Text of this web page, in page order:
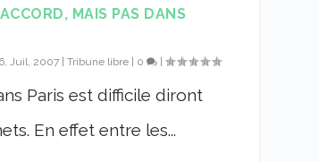
MAIS PAS DANS
Juil, 2007 |Tribune libre 0 |
Paris est difficile diront
En effet entre les...